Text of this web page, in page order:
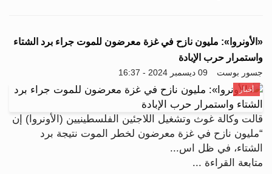
«الأونروا»: مليون نازح في غزة معرضون للموت جراء برد الشتاء
واستمرار حرب الإبادة
جسور بوست 09 ديسمبر 2024 - 16:37
أخبار
قالت وكالة غوث وتشغيل اللاجئين الفلسطينيين (الأونروا) إن
“مليون نازح في غزة معرضون لخطر الموت نتيجة برد
الشتاء، في ظل اس...
متابعة القراءة ...